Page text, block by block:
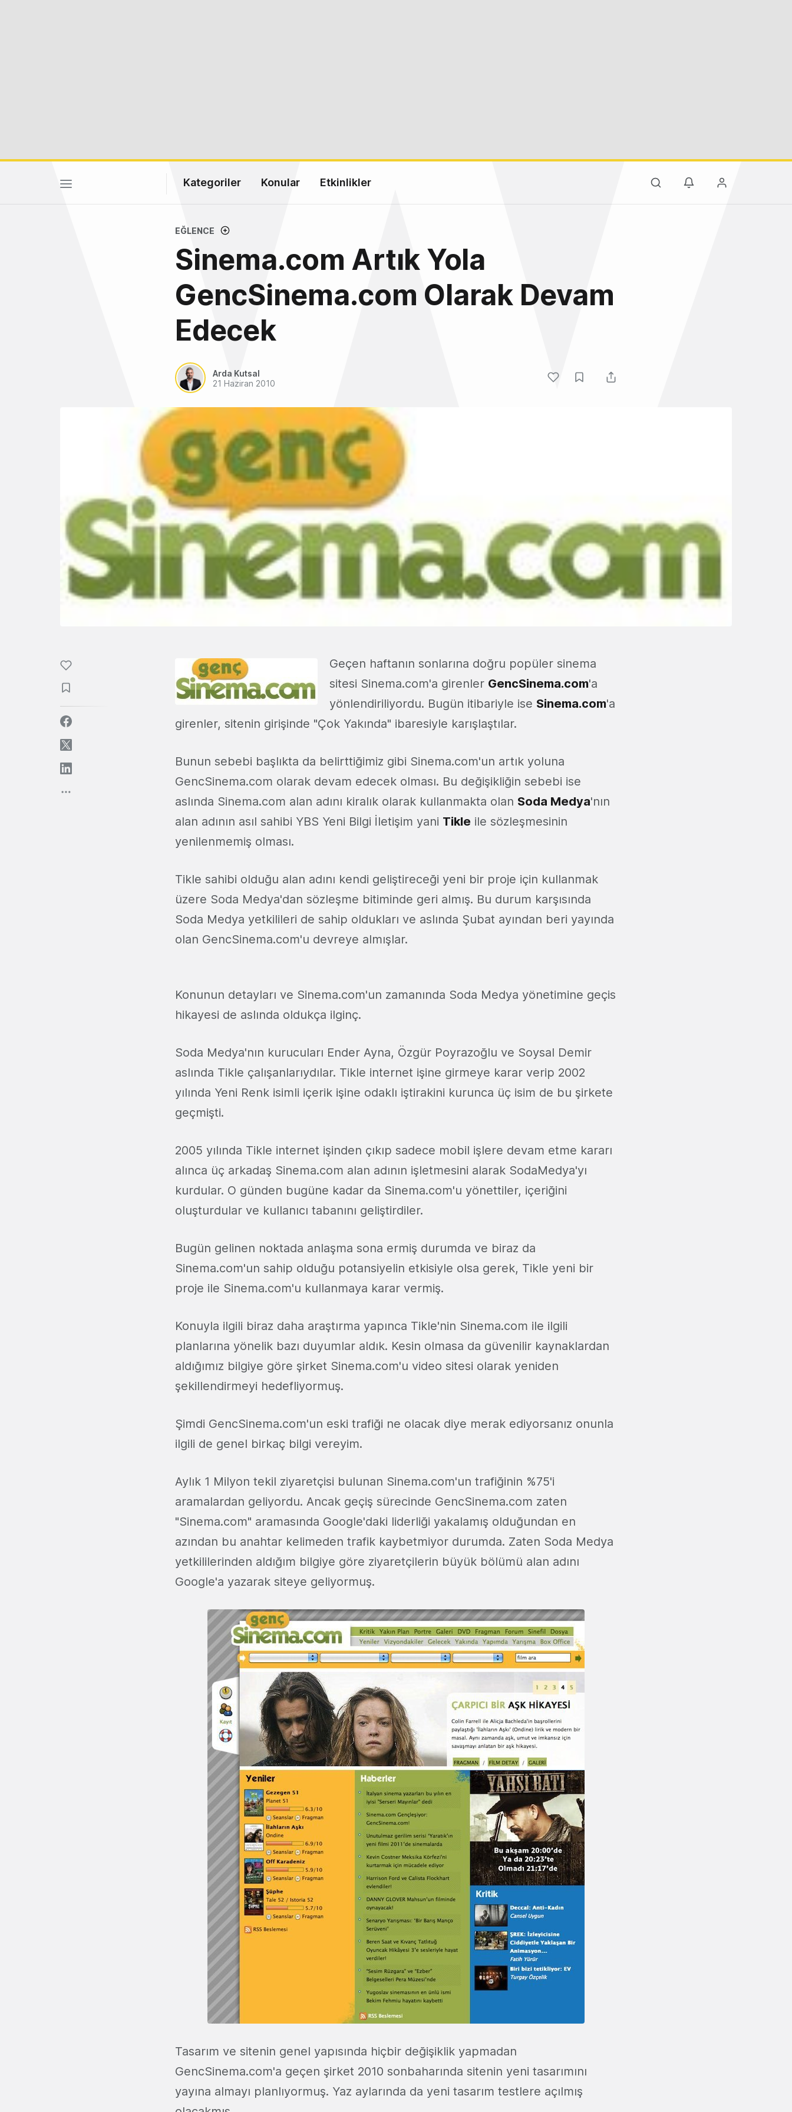
Kategoriler Konular Etkinlikler
EĞLENCE
Sinema.com Artık Yola
GencSinema.com Olarak Devam
Edecek
Arda Kutsal
21 Haziran 2010
Geçen haftanın sonlarına doğru popüler sinema
sitesi Sinema.com'a girenler GencSinema.com'a
yönlendiriliyordu. Bugün itibariyle ise Sinema.com'a
girenler, sitenin girişinde "Çok Yakında" ibaresiyle karışlaştılar.
Bunun sebebi başlıkta da belirttiğimiz gibi Sinema.com'un artık yoluna
GencSinema.com olarak devam edecek olması. Bu değişikliğin sebebi ise
aslında Sinema.com alan adını kiralık olarak kullanmakta olan Soda Medya'nın
alan adının asıl sahibi YBS Yeni Bilgi İletişim yani Tikle ile sözleşmesinin
yenilenmemiş olması.
Tikle sahibi olduğu alan adını kendi geliştireceği yeni bir proje için kullanmak
üzere Soda Medya'dan sözleşme bitiminde geri almış. Bu durum karşısında
Soda Medya yetkilileri de sahip oldukları ve aslında Şubat ayından beri yayında
olan GencSinema.com'u devreye almışlar.
Konunun detayları ve Sinema.com'un zamanında Soda Medya yönetimine geçis
hikayesi de aslında oldukça ilginç.
Soda Medya'nın kurucuları Ender Ayna, Özgür Poyrazoğlu ve Soysal Demir
aslında Tikle çalışanlarıydılar. Tikle internet işine girmeye karar verip 2002
yılında Yeni Renk isimli içerik işine odaklı iştirakini kurunca üç isim de bu şirkete
geçmişti.
2005 yılında Tikle internet işinden çıkıp sadece mobil işlere devam etme kararı
alınca üç arkadaş Sinema.com alan adının işletmesini alarak SodaMedya'yı
kurdular. O günden bugüne kadar da Sinema.com'u yönettiler, içeriğini
oluşturdular ve kullanıcı tabanını geliştirdiler.
Bugün gelinen noktada anlaşma sona ermiş durumda ve biraz da
Sinema.com'un sahip olduğu potansiyelin etkisiyle olsa gerek, Tikle yeni bir
proje ile Sinema.com'u kullanmaya karar vermiş.
Konuyla ilgili biraz daha araştırma yapınca Tikle'nin Sinema.com ile ilgili
planlarına yönelik bazı duyumlar aldık. Kesin olmasa da güvenilir kaynaklardan
aldığımız bilgiye göre şirket Sinema.com'u video sitesi olarak yeniden
şekillendirmeyi hedefliyormuş.
Şimdi GencSinema.com'un eski trafiği ne olacak diye merak ediyorsanız onunla
ilgili de genel birkaç bilgi vereyim.
Aylık 1 Milyon tekil ziyaretçisi bulunan Sinema.com'un trafiğinin %75'i
aramalardan geliyordu. Ancak geçiş sürecinde GencSinema.com zaten
"Sinema.com" aramasında Google'daki liderliği yakalamış olduğundan en
azından bu anahtar kelimeden trafik kaybetmiyor durumda. Zaten Soda Medya
yetkililerinden aldığım bilgiye göre ziyaretçilerin büyük bölümü alan adını
Google'a yazarak siteye geliyormuş.
Tasarım ve sitenin genel yapısında hiçbir değişiklik yapmadan
GencSinema.com'a geçen şirket 2010 sonbaharında sitenin yeni tasarımını
yayına almayı planlıyormuş. Yaz aylarında da yeni tasarım testlere açılmış